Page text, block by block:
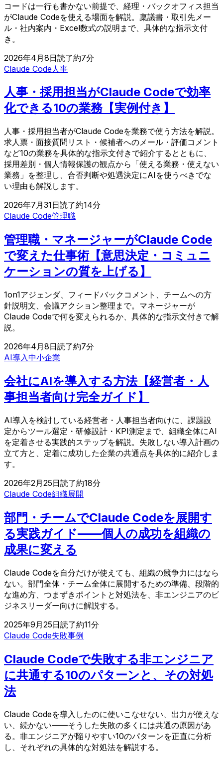
コードは一行も書かない前提で、経理・バックオフィス担当
がClaude Codeを使える場面を解説。稟議書・取引先メー
ル・社内案内・Excel数式の説明まで、具体的な指示文付
き。
2026年4月8日読了約7分
Claude Code人事
人事・採用担当がClaude Codeで効率
化できる10の業務【実例付き】
人事・採用担当者がClaude Codeを業務で使う方法を解説。
求人票・面接質問リスト・候補者へのメール・評価コメント
など10の業務を具体的な指示文付きで紹介するとともに、
採用差別・個人情報保護の観点から「使える業務・使えない
業務」を整理し、合否判断や処遇決定にAIを使うべきでな
い理由も解説します。
2026年7月31日読了約14分
Claude Code管理職
管理職・マネージャーがClaude Code
で変えた仕事術【意思決定・コミュニ
ケーションの質を上げる】
1on1アジェンダ、フィードバックコメント、チームへの方
針説明文、会議アクション整理まで。マネージャーが
Claude Codeで何を変えられるか、具体的な指示文付きで解
説。
2026年4月8日読了約7分
AI導入中小企業
会社にAIを導入する方法【経営者・人
事担当者向け完全ガイド】
AI導入を検討している経営者・人事担当者向けに、課題設
定からツール選定・研修設計・KPI測定まで、組織全体にAI
を定着させる実践的ステップを解説。失敗しない導入計画の
立て方と、定着に成功した企業の共通点を具体的に紹介しま
す。
2026年2月25日読了約18分
Claude Code組織展開
部門・チームでClaude Codeを展開す
る実践ガイド——個人の成功を組織の
成果に変える
Claude Codeを自分だけが使えても、組織の競争力にはなら
ない。部門全体・チーム全体に展開するための準備、段階的
な進め方、つまずきポイントと対処法を、非エンジニアのビ
ジネスリーダー向けに解説する。
2025年9月25日読了約11分
Claude Code失敗事例
Claude Codeで失敗する非エンジニア
に共通する10のパターンと、その対処
法
Claude Codeを導入したのに使いこなせない、出力が使えな
い、続かない——そうした失敗の多くには共通の原因があ
る。非エンジニアが陥りやすい10のパターンを正直に分析
し、それぞれの具体的な対処法を解説する。